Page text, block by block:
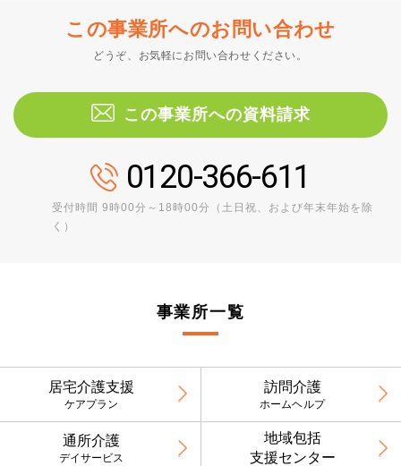
この事業所へのお問い合わせ
どうぞ、お気軽にお問い合わせください。
この事業所への資料請求
0120-366-611
受付時間 9時00分～18時00分（土日祝、および年末年始を除
く）
事業所一覧
居宅介護支援
ケアプラン
訪問介護
ホームヘルプ
通所介護
デイサービス
地域包括
支援センター